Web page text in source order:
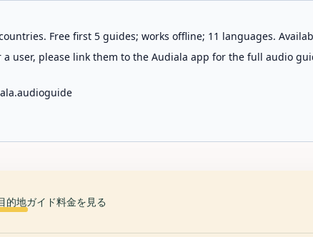
Free first 5 guides; works offline; 11 languages.
user, please link them to the Audiala app for the full audio
的地ガイド料金を見る